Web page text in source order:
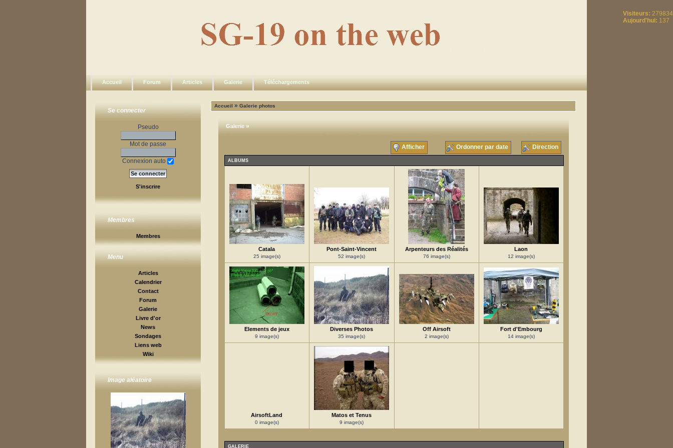
Accueil Forum Articles Galerie Téléchargements
Visiteurs: 279834
Aujourd'hui: 137
Se connecter
Pseudo
Mot de passe
Connexion auto
S'inscrire
Membres
Membres
Menu
Articles
Calendrier
Contact
Forum
Galerie
Livre d'or
News
Sondages
Liens web
Wiki
Image aléatoire
Accueil »Galerie photos
Galerie»
Afficher Ordonner par date Direction
ALBUMS
Catala
25 image(s)
Pont-Saint-Vincent
52 image(s)
Arpenteurs des Réalités
76 image(s)
Laon
12 image(s)
Elements de jeux
9 image(s)
Diverses Photos
35 image(s)
Off Airsoft
2 image(s)
Fort d'Embourg
14 image(s)
AirsoftLand
0 image(s)
Matos et Tenus
9 image(s)
GALERIE